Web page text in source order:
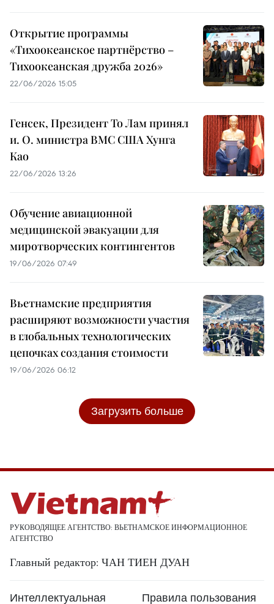
Открытие программы
«Тихоокеанское партнёрство –
Тихоокеанская дружба 2026»
22/06/2026 15:05
Генсек, Президент То Лам принял
и. О. министра ВМС США Хунга
Као
22/06/2026 13:26
Обучение авиационной
медицинской эвакуации для
миротворческих контингентов
19/06/2026 07:49
Вьетнамские предприятия
расширяют возможности участия
в глобальных технологических
цепочках создания стоимости
19/06/2026 06:12
Загрузить больше
РУКОВОДЯЩЕЕ АГЕНТСТВО: ВЬЕТНАМСКОЕ ИНФОРМАЦИОННОЕ
АГЕНТСТВО
Главный редактор: ЧАН ТИЕН ДУАН
Интеллектуальная Правила пользования